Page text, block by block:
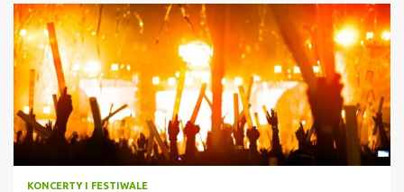
KONCERTY I FESTIWALE